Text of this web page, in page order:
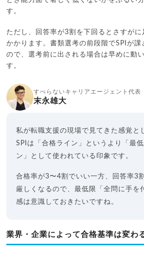
す。
ただし、回答率が3割を下回るとさすがに
かかります。書類選考の前段階でSPIが課
ので、選考前に出される場合は早めに動
す。
すべらないキャリアエージェント代表
末永雄大
私が転職支援の現場で見てきた感覚と
SPIは「合格ライン」というより「最
ン」として使われている印象です。
合格率が3〜4割でいい一方、回答率3
厳しくなるので、最低限「全問に手を
感は意識しておきたいですね。
業界・企業によって合格基準は変わ